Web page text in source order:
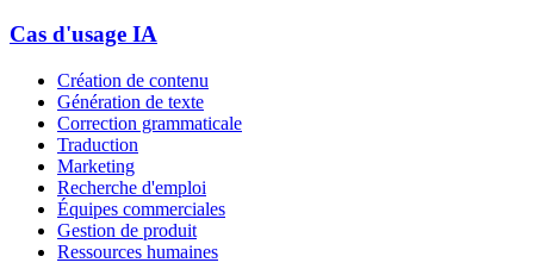
Cas d'usage IA
Création de contenu
Génération de texte
Correction grammaticale
Traduction
Marketing
Recherche d'emploi
Équipes commerciales
Gestion de produit
Ressources humaines